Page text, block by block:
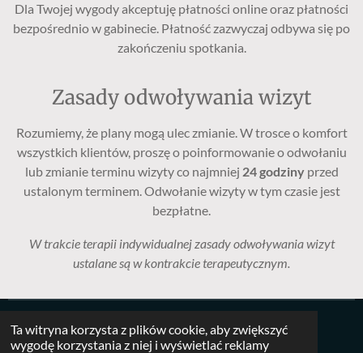
Ta witryna korzysta z plików cookie, aby zwiększyć
wygodę korzystania z niej i wyświetlać reklamy
Dla Twojej wygody akceptuję płatności online oraz płatności
bezpośrednio w gabinecie. Płatność zazwyczaj odbywa się po
zakończeniu spotkania.
Zasady odwoływania wizyt
Rozumiemy, że plany mogą ulec zmianie. W trosce o komfort
wszystkich klientów, proszę o poinformowanie o odwołaniu
lub zmianie terminu wizyty co najmniej 24 godzinyprzed
ustalonym terminem. Odwołanie wizyty w tym czasie jest
bezpłatne.
W trakcie terapii indywidualnej zasady odwoływania wizyt
ustalane są w kontrakcie terapeutycznym.
Profesjonalizm - Wiedza - Zaufanie - Przyjazny gabinet -
Dyskrecja - Dogodna lokalizacja - Elastyczne terminy